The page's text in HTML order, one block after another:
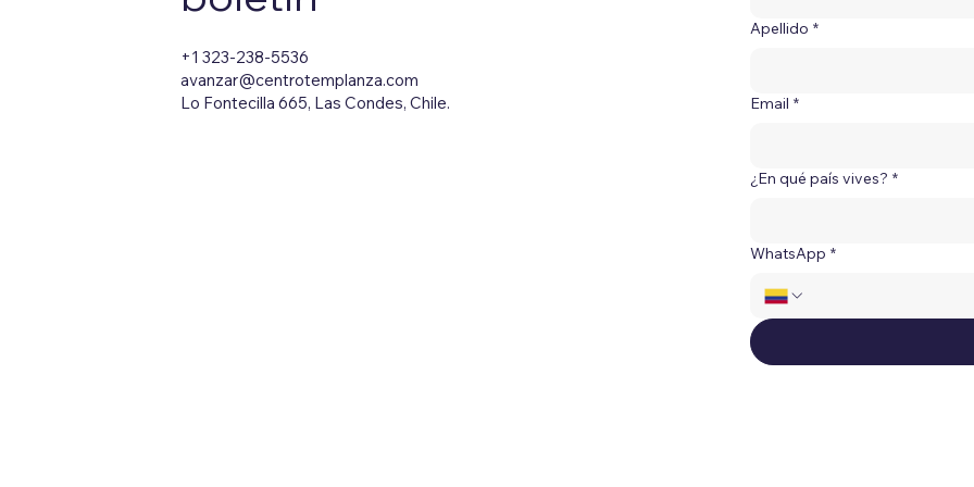
+1 323-238-5536
avanzar@centrotemplanza.com
Lo Fontecilla 665, Las Condes, Chile.
Apellido *
Email *
¿En qué país vives? *
WhatsApp *